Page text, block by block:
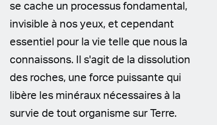
Polish
se cache un processus fondamental,
invisible à nos yeux, et cependant
essentiel pour la vie telle que nous la
connaissons. Il s'agit de la dissolution
des roches, une force puissante qui
libère les minéraux nécessaires à la
survie de tout organisme sur Terre.